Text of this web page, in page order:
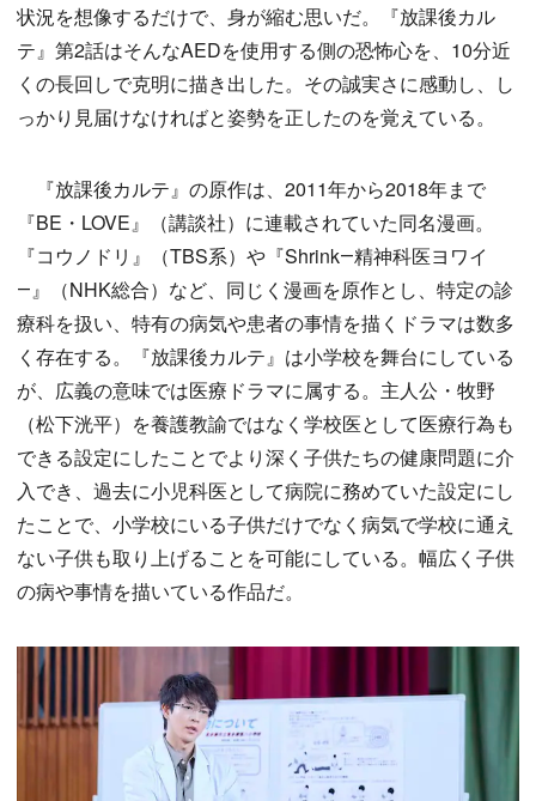
状況を想像するだけで、身が縮む思いだ。『放課後カル
テ』第2話はそんなAEDを使用する側の恐怖心を、10分近
くの長回しで克明に描き出した。その誠実さに感動し、し
っかり見届けなければと姿勢を正したのを覚えている。
『放課後カルテ』の原作は、2011年から2018年まで
『BE・LOVE』（講談社）に連載されていた同名漫画。
『コウノドリ』（TBS系）や『Shrink―精神科医ヨワイ
―』（NHK総合）など、同じく漫画を原作とし、特定の診
療科を扱い、特有の病気や患者の事情を描くドラマは数多
く存在する。『放課後カルテ』は小学校を舞台にしている
が、広義の意味では医療ドラマに属する。主人公・牧野
（松下洸平）を養護教諭ではなく学校医として医療行為も
できる設定にしたことでより深く子供たちの健康問題に介
入でき、過去に小児科医として病院に務めていた設定にし
たことで、小学校にいる子供だけでなく病気で学校に通え
ない子供も取り上げることを可能にしている。幅広く子供
の病や事情を描いている作品だ。